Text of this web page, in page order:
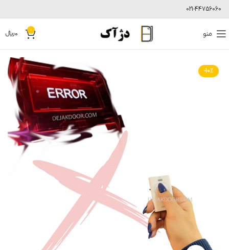
021-44756060
منو 0
0﷼
-10%